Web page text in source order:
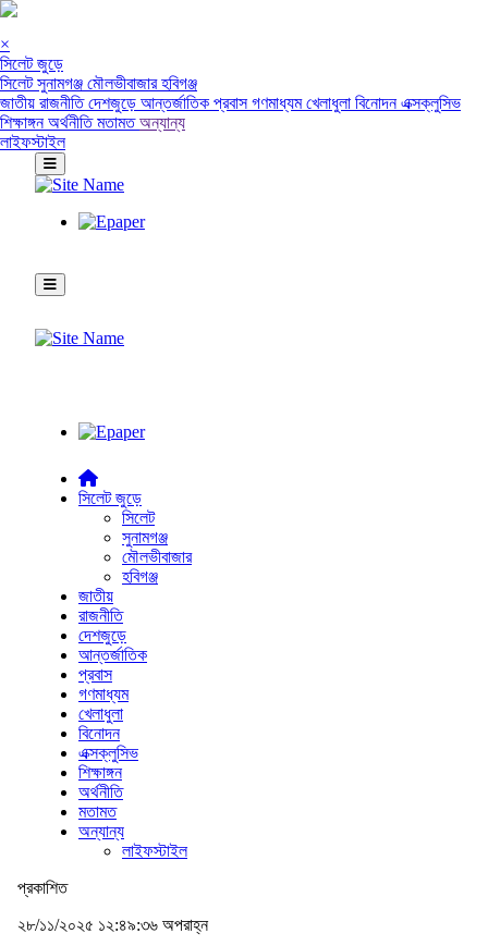
×
সিলেট জুড়ে
সিলেটসুনামগঞ্জ মৌলভীবাজারহবিগঞ্জ
জাতীয় রাজনীতিদেশজুড়ে আন্তর্জাতিক প্রবাসগণমাধ্যমখেলাধুলা বিনোদনএক্সক্লুসিভ
শিক্ষাঙ্গনঅর্থনীতিমতামতঅন্যান্য
লাইফস্টাইল
সিলেট জুড়ে
সিলেট
সুনামগঞ্জ
মৌলভীবাজার
হবিগঞ্জ
জাতীয়
রাজনীতি
দেশজুড়ে
আন্তর্জাতিক
প্রবাস
গণমাধ্যম
খেলাধুলা
বিনোদন
এক্সক্লুসিভ
শিক্ষাঙ্গন
অর্থনীতি
মতামত
অন্যান্য
লাইফস্টাইল
প্রকাশিত
২৮/১১/২০২৫ ১২:৪৯:৩৬ অপরাহ্ন